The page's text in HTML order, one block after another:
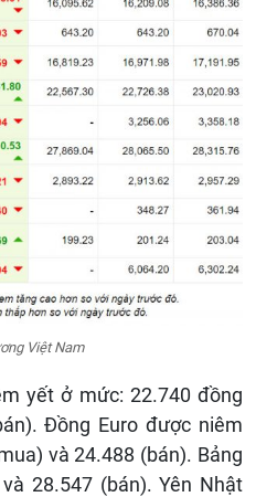
Việt Nam
yết ở mức: 22.740 đồng
Đồng Euro được niêm
và 24.488 (bán). Bảng
28.547 (bán). Yên Nhật